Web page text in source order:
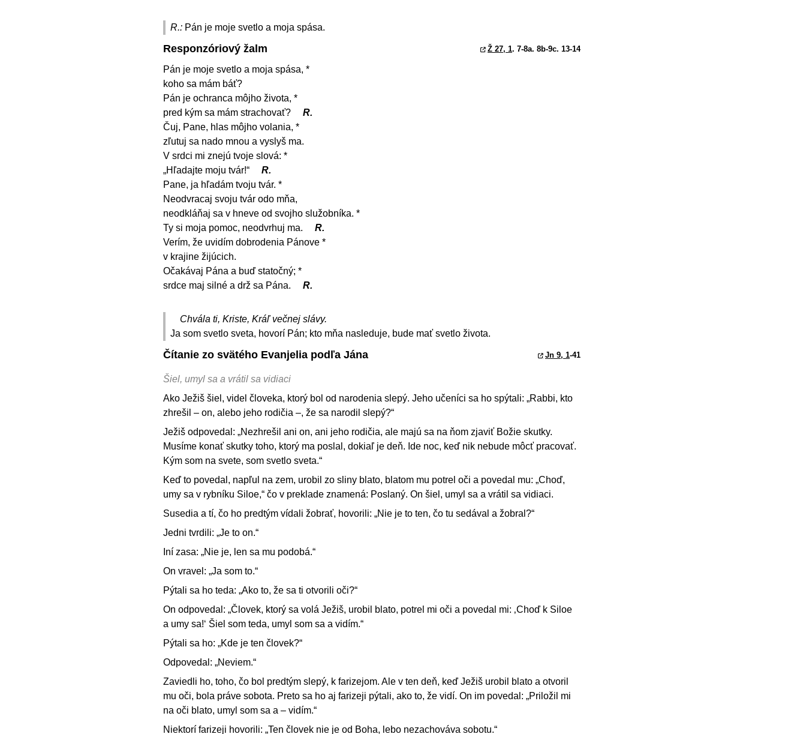
R.: Pán je moje svetlo a moja spása.
Responzóriový žalm Ž 27, 1. 7-8a. 8b-9c. 13-14
Pán je moje svetlo a moja spása, *
koho sa mám báť?
Pán je ochranca môjho života, *
pred kým sa mám strachovať?
R.
Čuj, Pane, hlas môjho volania, *
zľutuj sa nado mnou a vyslyš ma.
V srdci mi znejú tvoje slová: *
„Hľadajte moju tvár!“
R.
Pane, ja hľadám tvoju tvár. *
Neodvracaj svoju tvár odo mňa,
neodkláňaj sa v hneve od svojho služobníka. *
Ty si moja pomoc, neodvrhuj ma.
R.
Verím, že uvidím dobrodenia Pánove *
v krajine žijúcich.
Očakávaj Pána a buď statočný; *
srdce maj silné a drž sa Pána.
R.
Chvála ti, Kriste, Kráľ večnej slávy.
Ja som svetlo sveta, hovorí Pán; kto mňa nasleduje, bude mať svetlo života.
Čítanie zo svätého Evanjelia podľa Jána Jn 9, 1-41
Šiel, umyl sa a vrátil sa vidiaci
Ako Ježiš šiel, videl človeka, ktorý bol od narodenia slepý. Jeho učeníci sa ho spýtali: „Rabbi, kto
zhrešil – on, alebo jeho rodičia –, že sa narodil slepý?“
Ježiš odpovedal: „Nezhrešil ani on, ani jeho rodičia, ale majú sa na ňom zjaviť Božie skutky.
Musíme konať skutky toho, ktorý ma poslal, dokiaľ je deň. Ide noc, keď nik nebude môcť pracovať.
Kým som na svete, som svetlo sveta.“
Keď to povedal, napľul na zem, urobil zo sliny blato, blatom mu potrel oči a povedal mu: „Choď,
umy sa v rybníku Siloe,“ čo v preklade znamená: Poslaný. On šiel, umyl sa a vrátil sa vidiaci.
Susedia a tí, čo ho predtým vídali žobrať, hovorili: „Nie je to ten, čo tu sedával a žobral?“
Jedni tvrdili: „Je to on.“
Iní zasa: „Nie je, len sa mu podobá.“
On vravel: „Ja som to.“
Pýtali sa ho teda: „Ako to, že sa ti otvorili oči?“
On odpovedal: „Človek, ktorý sa volá Ježiš, urobil blato, potrel mi oči a povedal mi: ‚Choď k Siloe
a umy sa!‘ Šiel som teda, umyl som sa a vidím.“
Pýtali sa ho: „Kde je ten človek?“
Odpovedal: „Neviem.“
Zaviedli ho, toho, čo bol predtým slepý, k farizejom. Ale v ten deň, keď Ježiš urobil blato a otvoril
mu oči, bola práve sobota. Preto sa ho aj farizeji pýtali, ako to, že vidí. On im povedal: „Priložil mi
na oči blato, umyl som sa a – vidím.“
Niektorí farizeji hovorili: „Ten človek nie je od Boha, lebo nezachováva sobotu.“